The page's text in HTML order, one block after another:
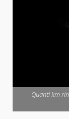
Quanti km